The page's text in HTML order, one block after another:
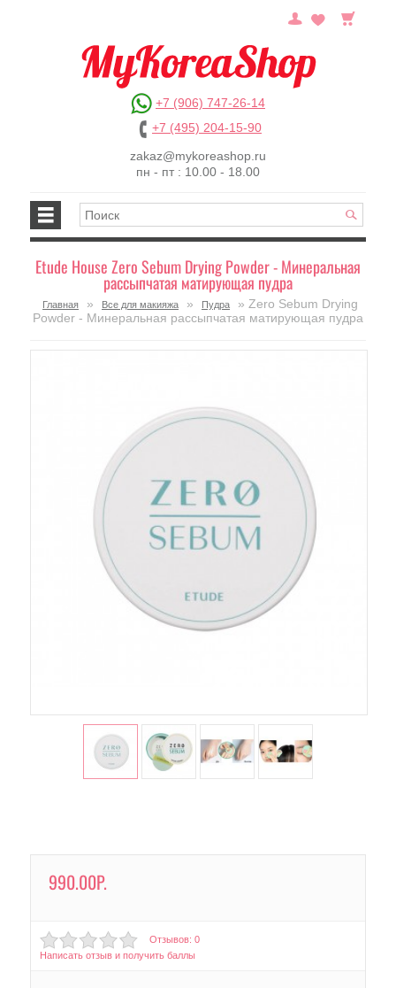
+7 (906) 747-26-14
+7 (495) 204-15-90
zakaz@mykoreashop.ru
пн - пт : 10.00 - 18.00
Etude House Zero Sebum Drying Powder - Минеральная
рассыпчатая матирующая пудра
Главная » Все для макияжа » Пудра
» Zero Sebum Drying
Powder - Минеральная рассыпчатая матирующая пудра
990.00Р.
Отзывов: 0
Написать отзыв и получить баллы